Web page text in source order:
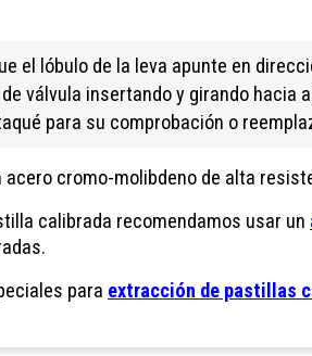
el lóbulo de la leva apunte en
válvula insertando y girando
para su comprobación o
cromo-molibdeno de alta
calibrada recomendamos usar un
para extracción de pastillas